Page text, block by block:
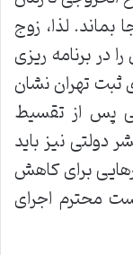
بماند. لذا، زوج
در برنامه ریزی
ثبت تهران نشان
پس از تقسیط
دولتی نیز باید
برای کاهش
محترم اجرای